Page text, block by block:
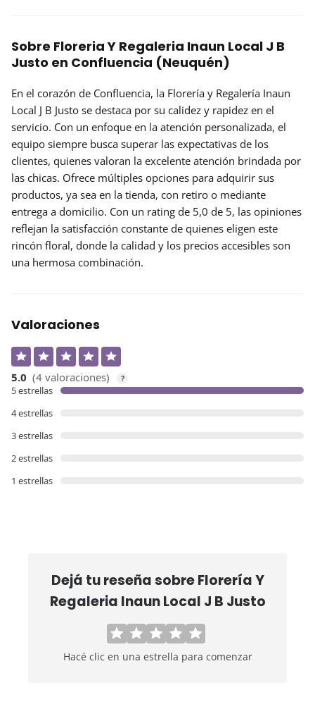
Sobre Floreria Y Regaleria Inaun Local J B
Justo en Confluencia (Neuquén)
En el corazón de Confluencia, la Florería y Regalería Inaun
Local J B Justo se destaca por su calidez y rapidez en el
servicio. Con un enfoque en la atención personalizada, el
equipo siempre busca superar las expectativas de los
clientes, quienes valoran la excelente atención brindada por
las chicas. Ofrece múltiples opciones para adquirir sus
productos, ya sea en la tienda, con retiro o mediante
entrega a domicilio. Con un rating de 5,0 de 5, las opiniones
reflejan la satisfacción constante de quienes eligen este
rincón floral, donde la calidad y los precios accesibles son
una hermosa combinación.
Valoraciones
5.0 (4 valoraciones) ?
5 estrellas
4 estrellas
3 estrellas
2 estrellas
1 estrellas
Dejá tu reseña sobreFlorería Y
Regaleria Inaun Local J B Justo
Hacé clic en una estrella para comenzar